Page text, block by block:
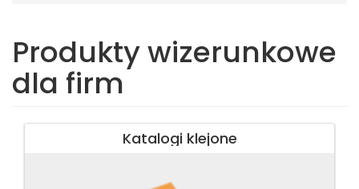
Produkty wizerunkowe
dla firm
Katalogi klejone